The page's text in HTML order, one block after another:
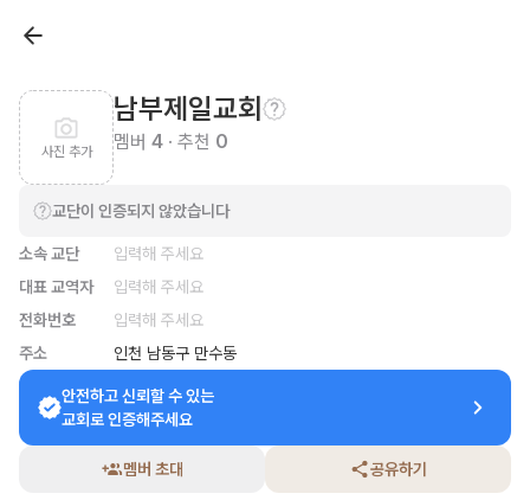
사진 추가
남부제일교회
멤버 4 · 추천 0
교단이 인증되지 않았습니다
소속 교단
입력해 주세요
대표 교역자
입력해 주세요
전화번호
입력해 주세요
주소
인천 남동구 만수동
안전하고 신뢰할 수 있는
교회로 인증해주세요
멤버 초대 공유하기